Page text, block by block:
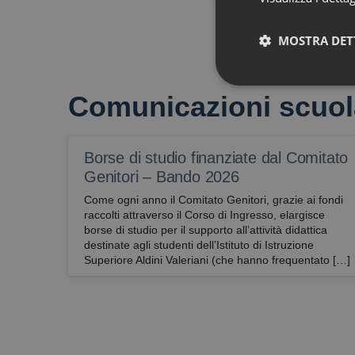
Comunicazioni
Borse di studio finanziate dal Comitato
Genitori – Bando 2026
Come ogni anno il Comitato Genitori, grazie ai fondi
raccolti attraverso il Corso di Ingresso, elargisce
borse di studio per il supporto all’attività didattica
destinate agli studenti dell’Istituto di Istruzione
Superiore Aldini Valeriani (che hanno frequentato […]
MOSTRA
Tecnici
Sono i cookie che
ulteriori e sono
potrebbero essere
(visualizzazione